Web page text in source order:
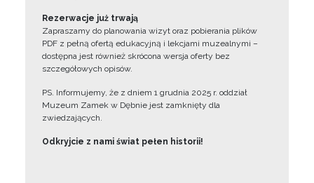
Rezerwacje już trwają
Zapraszamy do planowania wizyt oraz pobierania plików
PDF z pełną ofertą edukacyjną i lekcjami muzealnymi –
dostępna jest również skrócona wersja oferty bez
szczegółowych opisów.
PS. Informujemy, że z dniem 1 grudnia 2025 r. oddział
Muzeum Zamek w Dębnie jest zamknięty dla
zwiedzających.
Odkryjcie z nami świat pełen historii!